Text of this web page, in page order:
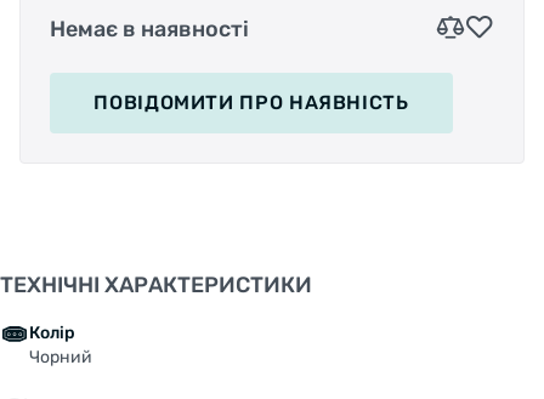
Немає в наявності
ПОВІДОМИТИ ПРО НАЯВНІСТЬ
ТЕХНІЧНІ ХАРАКТЕРИСТИКИ
Колір
Чорний